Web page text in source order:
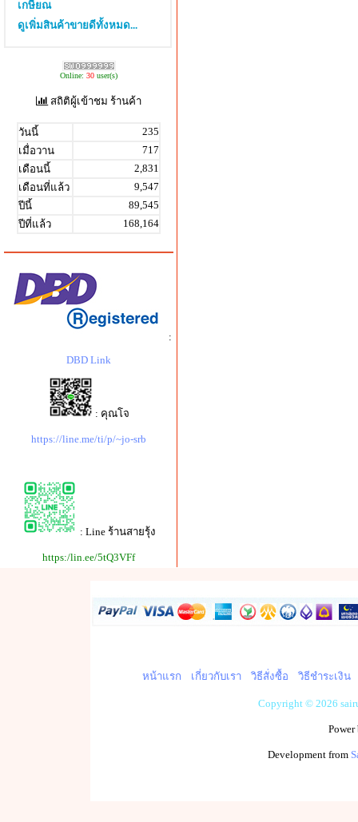
เกษียณ
ดูเพิ่มสินค้าขายดีทั้งหมด...
Online: 30 user(s)
สถิติผู้เข้าชม ร้านค้า
วันนี้
235
เมื่อวาน
717
เดือนนี้
2,831
เดือนที่แล้ว
9,547
ปีนี้
89,545
ปีที่แล้ว
168,164
:
DBD Link
: คุณโจ
https://line.me/ti/p/~jo-srb
: Line ร้านสายรุ้ง
https:/lin.ee/5tQ3VFf
หน้าแรก เกี่ยวกับเรา วิธีสั่งซื้อ วิธีชำระเงิน
Copyright © 2026
Development from